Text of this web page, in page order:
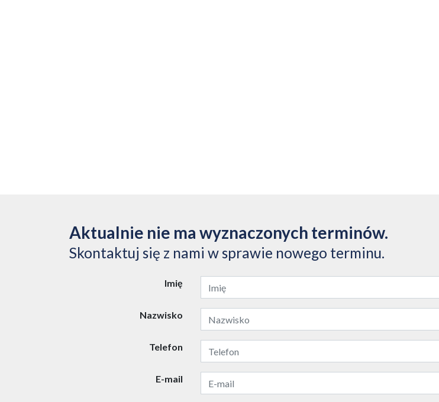
Aktualnie nie ma wyznaczonych terminów.
Skontaktuj się z nami w sprawie nowego terminu.
Imię
Nazwisko
Telefon
E-mail